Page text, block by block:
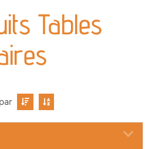
Tables